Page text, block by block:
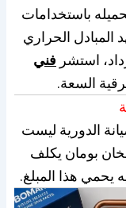
لـ 10 لترات. تحميله باستخدامات
الحراري
استشر فني
السعة.
كل 8 أشهر. الصيانة الدورية ليست
بومان يكلف